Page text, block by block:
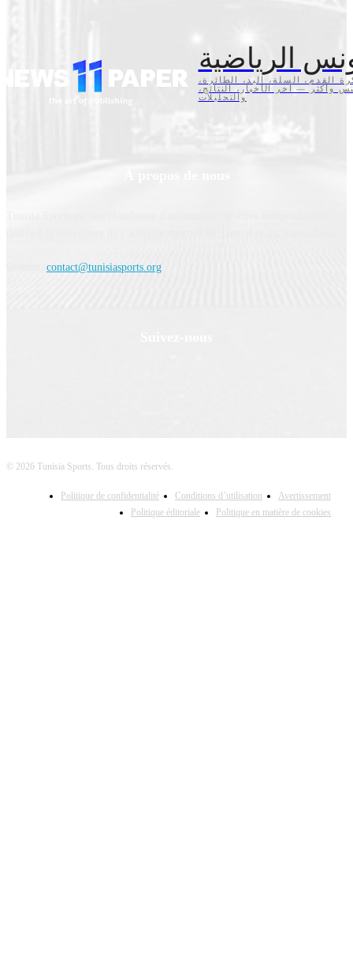
الرياضية
القدم، السلة، اليد، الطائرة،
وأكثر — آخر الأخبار، النتائج،
والتحليلات
contact@tunisiasports.org
© 2026 Tunisia Sports. Tous droits réservés.
Politique de confidentialité Conditions d’utilisation
Avertissement
Politique éditoriale
Politique en matière de cookies